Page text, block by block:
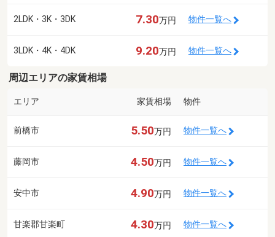
2LDK・3K・3DK 7.30万円 物件一覧へ
3LDK・4K・4DK 9.20万円 物件一覧へ
周辺エリアの家賃相場
エリア 家賃相場 物件
前橋市 5.50万円 物件一覧へ
藤岡市 4.50万円 物件一覧へ
安中市 4.90万円 物件一覧へ
甘楽郡甘楽町 4.30万円 物件一覧へ